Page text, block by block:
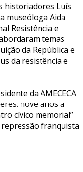
historiadores Luís
museóloga Aida
Resistência e
temas
da República e
da resistência e
da AMECECA
nove anos a
cívico memorial”
repressão franquista